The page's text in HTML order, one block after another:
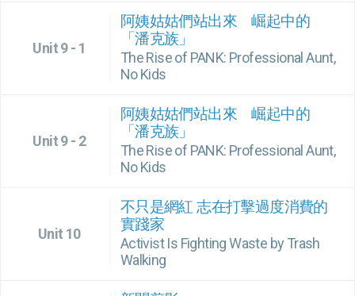
Unit 9 - 1
阿姨姑姑們站出來 崛起中的
「潘克族」
The Rise of PANK: Professional Aunt,
No Kids
Unit 9 - 2
阿姨姑姑們站出來 崛起中的
「潘克族」
The Rise of PANK: Professional Aunt,
No Kids
Unit 10
不只是網紅 志在打擊過度消費的
實踐家
Activist Is Fighting Waste by Trash
Walking